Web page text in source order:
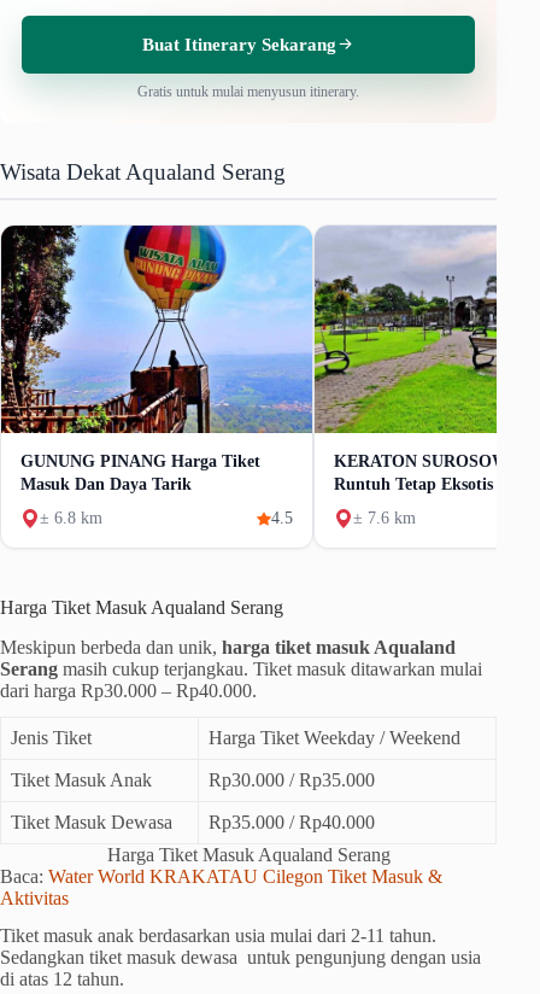
Buat Itinerary Sekarang
Gratis untuk mulai menyusun itinerary.
Wisata Dekat Aqualand Serang
GUNUNG PINANG Harga Tiket
Masuk Dan Daya Tarik
± 6.8 km
4.5
KERATON SUROSOWAN
Runtuh Tetap Eksotis
± 7.6 km
Harga Tiket Masuk Aqualand Serang
Meskipun berbeda dan unik, harga tiket masuk Aqualand
Serang masih cukup terjangkau. Tiket masuk ditawarkan mulai
dari harga Rp30.000 – Rp40.000.
Jenis Tiket Harga Tiket Weekday / Weekend
Tiket Masuk Anak Rp30.000 / Rp35.000
Tiket Masuk Dewasa
Rp35.000 / Rp40.000
Harga Tiket Masuk Aqualand Serang
Baca: Water World KRAKATAU Cilegon Tiket Masuk &
Aktivitas
Tiket masuk anak berdasarkan usia mulai dari 2-11 tahun.
Sedangkan tiket masuk dewasa untuk pengunjung dengan usia
di atas 12 tahun.